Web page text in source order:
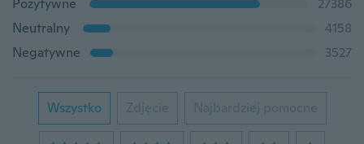
Pozytywne
27386
Neutralny
4158
Negatywne
3527
Wszystko Zdjęcie Najbardziej pomocne